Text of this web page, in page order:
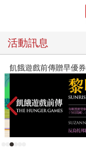
活動訊息
飢餓遊戲前傳贈早優券